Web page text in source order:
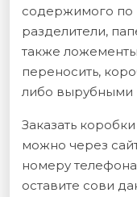
содержимого по
разделители,
также
переносить,
либо вырубными
Заказать
можно через
номеру
оставите сови